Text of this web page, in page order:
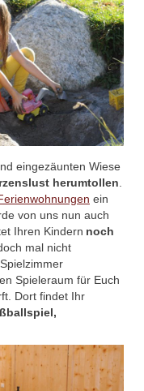
eingezäunten Wiese
herumtollen.
ein
von uns nun auch
Ihren Kindern noch
mal nicht
Spieleraum für Euch
Dort findet Ihr